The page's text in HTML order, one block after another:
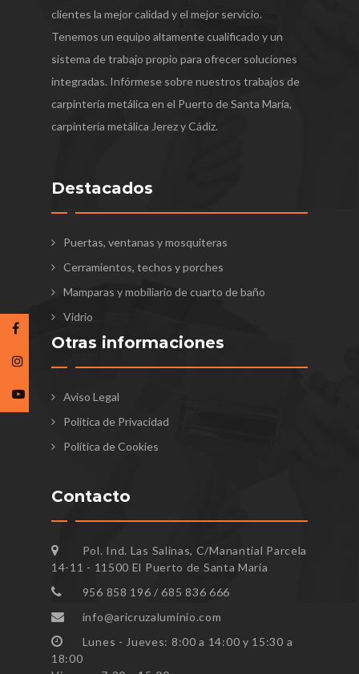
clientes la mejor calidad y el mejor servicio.
Tenemos un equipo altamente cualificado y un
sistema de trabajo propio para ofrecer soluciones
integradas. Infórmese sobre nuestros trabajos de
carpintería metálica en el Puerto de Santa María,
carpintería metálica Jerez y Cádiz.
Destacados
Puertas, ventanas y mosquiteras
Cerramientos, techos y porches
Mamparas y mobiliario de cuarto de baño
Vidrio
Otras informaciones
Aviso Legal
Política de Privacidad
Política de Cookies
Contacto
Pol. Ind. Las Salinas, C/Manantial Parcela
14-11 - 11500 El Puerto de Santa María
956 858 196 / 685 836 666
info@aricruzaluminio.com
Lunes - Jueves: 8:00 a 14:00 y 15:30 a
18:00